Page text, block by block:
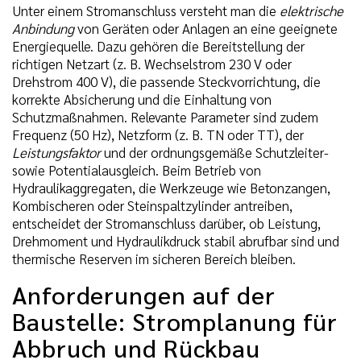
Unter einem Stromanschluss versteht man die elektrische
Anbindungvon Geräten oder Anlagen an eine geeignete
Energiequelle. Dazu gehören die Bereitstellung der
richtigen Netzart (z. B. Wechselstrom 230 V oder
Drehstrom 400 V), die passende Steckvorrichtung, die
korrekte Absicherung und die Einhaltung von
Schutzmaßnahmen. Relevante Parameter sind zudem
Frequenz (50 Hz), Netzform (z. B. TN oder TT), der
Leistungsfaktorund der ordnungsgemäße Schutzleiter-
sowie Potentialausgleich. Beim Betrieb von
Hydraulikaggregaten, die Werkzeuge wie Betonzangen,
Kombischeren oder Steinspaltzylinder antreiben,
entscheidet der Stromanschluss darüber, ob Leistung,
Drehmoment und Hydraulikdruck stabil abrufbar sind und
thermische Reserven im sicheren Bereich bleiben.
Anforderungen auf der
Baustelle: Stromplanung für
Abbruch und Rückbau